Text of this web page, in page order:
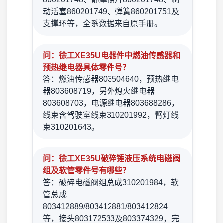
动活塞860201749、弹簧860201751及
支撑环等，全系数据来自原手册。
问：徐工XE35U电器件中燃油传感器和
预热继电器具体零件号？
答：燃油传感器803504640，预热继电
器803608719，另外熄火继电器
803608703，电源继电器803688286，
线束含驾驶室线束310201992，臂灯线
束310201643。
问：徐工XE35U破碎锤液压系统电磁阀
组及软管零件号有哪些？
答：破碎电磁阀组总成310201984，软
管总成
803412889/803412881/803412824
等，接头803172533及803374329，完